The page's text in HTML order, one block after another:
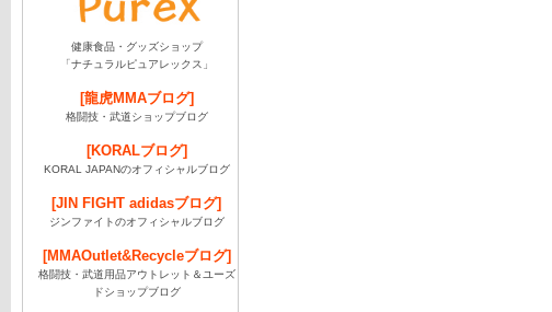
健康食品・グッズショップ
「ナチュラルピュアレックス」
[龍虎MMAブログ]
格闘技・武道ショップブログ
[KORALブログ]
KORAL JAPANのオフィシャルブログ
[JIN FIGHT adidasブログ]
ジンファイトのオフィシャルブログ
[MMAOutlet&Recycleブログ]
格闘技・武道用品アウトレット＆ユーズ
ドショップブログ